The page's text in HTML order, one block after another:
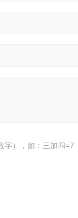
字），如：三加四=7